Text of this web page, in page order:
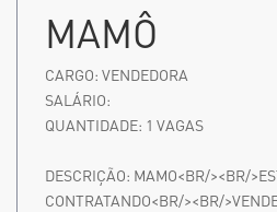
MAMÔ
CARGO: VENDEDORA
SALÁRIO:
QUANTIDADE: 1 VAGAS
DESCRIÇÃO: MAMO<BR/><BR/
CONTRATANDO<BR/><BR/